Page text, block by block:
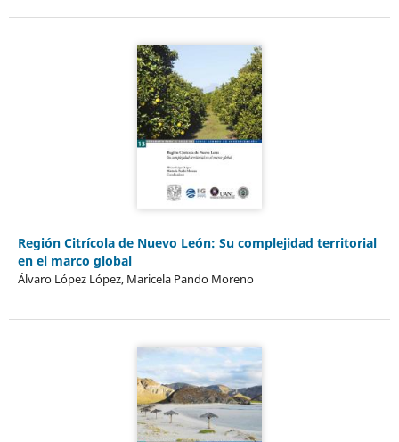
Región Citrícola de Nuevo León: Su complejidad territorial
en el marco global
Álvaro López López, Maricela Pando Moreno